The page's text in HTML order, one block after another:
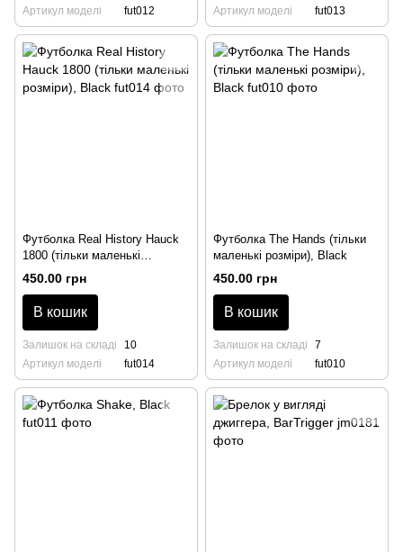
Артикул моделі
fut012
Артикул моделі
fut013
Футболка Real History Hauck
1800 (тільки маленькі
розміри), Black
450.00 грн
В кошик
Залишок на складі
10
Артикул моделі
fut014
Футболка The Hands (тільки
маленькі розміри), Black
450.00 грн
В кошик
Залишок на складі
7
Артикул моделі
fut010